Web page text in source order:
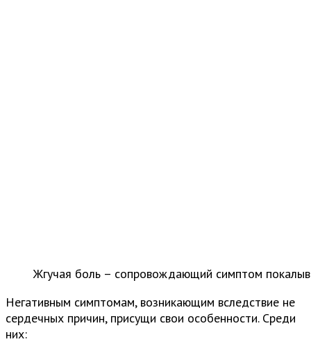
Жгучая боль – сопровождающий симптом
Негативным симптомам, возникающим вследствие не
сердечных причин, присущи свои особенности. Среди
них: